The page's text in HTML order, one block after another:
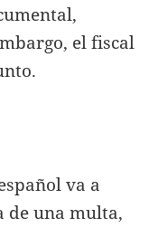
el fiscal
va a
de una multa,